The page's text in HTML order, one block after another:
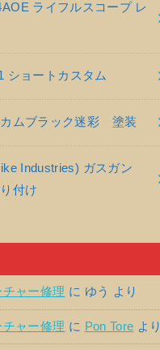
ライフルスコープ レ
ショートカスタム
ムブラック迷彩 塗装
Industries) ガスガン
付け
ャー修理 に ゆう より
ャー修理 に Pon Tore より